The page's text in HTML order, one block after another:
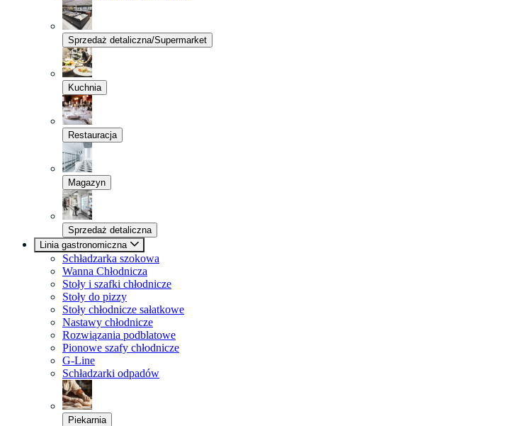
Sprzedaż detaliczna/Supermarket
Kuchnia
Restauracja
Magazyn
Sprzedaż detaliczna
Linia gastronomiczna
Schładzarka szokowa
Wanna Chłodnicza
Stoły i szafki chłodnicze
Stoły do pizzy
Stoły chłodnicze sałatkowe
Nastawy chłodnicze
Rozwiązania podblatowe
Pionowe szafy chłodnicze
G-Line
Schładzarki odpadów
Piekarnia